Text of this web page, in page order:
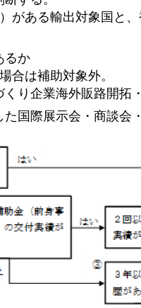
がある輸出対象国と
るか
合は補助対象外。
り企業海外販路開拓
国際展示会・商談会